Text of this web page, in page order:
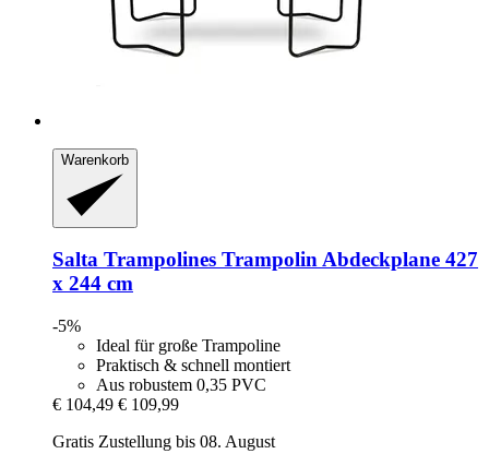
Warenkorb
Salta Trampolines Trampolin Abdeckplane 427
x 244 cm
-5%
Ideal für große Trampoline
Praktisch & schnell montiert
Aus robustem 0,35 PVC
€ 104,49 € 109,99
Gratis Zustellung bis 08. August